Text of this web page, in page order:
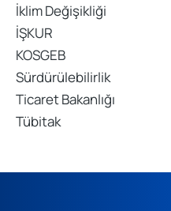
İklim Değişikliği
İŞKUR
KOSGEB
Sürdürülebilirlik
Ticaret Bakanlığı
Tübitak